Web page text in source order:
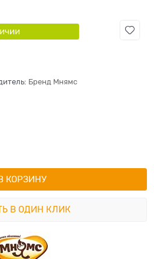
Бренд Мнямс
КОРЗИНУ
В ОДИН КЛИК